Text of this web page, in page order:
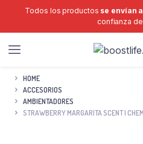
Todos los productos se envían
confianza
HOME
ACCESORIOS
AMBIENTADORES
STRAWBERRY MARGARITA SCENT |